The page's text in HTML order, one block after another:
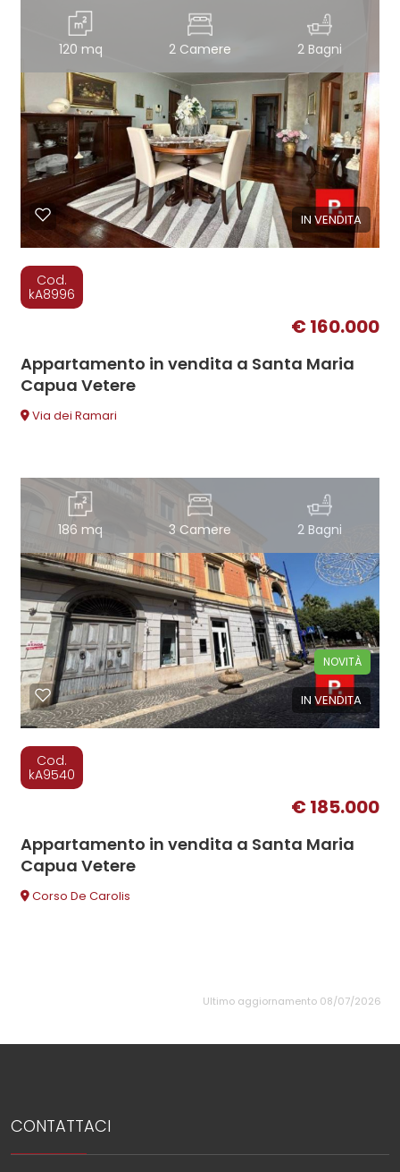
120 mq 2 Camere 2 Bagni
IN VENDITA
Cod.
kA8996
€ 160.000
Appartamento in vendita a Santa Maria
Capua Vetere
Via dei Ramari
186 mq 3 Camere 2 Bagni
IN VENDITA
NOVITÀ
Cod.
kA9540
€ 185.000
Appartamento in vendita a Santa Maria
Capua Vetere
Corso De Carolis
Ultimo aggiornamento 08/07/2026
CONTATTACI